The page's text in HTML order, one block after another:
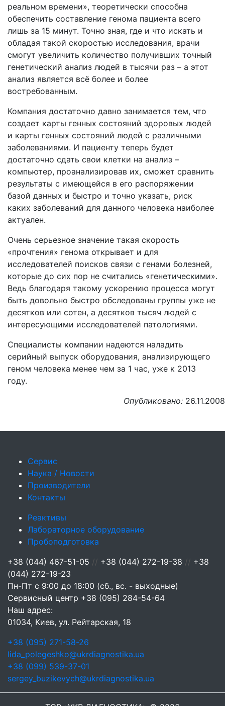
реальном времени», теоретически способна
обеспечить составление генома пациента всего
лишь за 15 минут. Точно зная, где и что искать и
обладая такой скоростью исследования, врачи
смогут увеличить количество получивших точный
генетический анализ людей в тысячи раз – а этот
анализ является всё более и более
востребованным.
Компания достаточно давно занимается тем, что
создает карты генных состояний здоровых людей
и карты генных состояний людей с различными
заболеваниями. И пациенту теперь будет
достаточно сдать свои клетки на анализ –
компьютер, проанализировав их, сможет сравнить
результаты с имеющейся в его распоряжении
базой данных и быстро и точно указать, риск
каких заболеваний для данного человека наиболее
актуален.
Очень серьезное значение такая скорость
«прочтения» генома открывает и для
исследователей поисков связи с генами болезней,
которые до сих пор не считались «генетическими».
Ведь благодаря такому ускорению процесса могут
быть довольно быстро обследованы группы уже не
десятков или сотен, а десятков тысяч людей с
интересующими исследователей патологиями.
Специалисты компании надеются наладить
серийный выпуск оборудования, анализирующего
геном человека менее чем за 1 час, уже к 2013
году.
Опубликовано: 26.11.2008
Сервис
Наука / Новости
Производители
Контакты
Реактивы
Лабораторное оборудование
Пробоподготовка
+38 (044) 467-51-05 // +38 (044) 272-19-38 // +38
(044) 272-19-23
Пн-Пт с 9:00 до 18:00 (сб., вс. - выходные)
Сервисный центр +38 (095) 284-54-64
Наш адрес:
01034, Киев, ул. Рейтарская, 18
+38 (095) 271-58-26
lida_polegeshko@ukrdiagnostika.ua
+38 (099) 539-37-01
sergey_buzikevych@ukrdiagnostika.ua